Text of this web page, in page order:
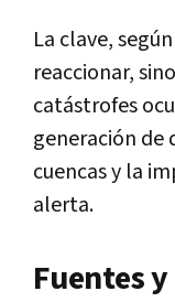
La clave,
reaccionar,
catástrofes
generación de
cuencas y la
alerta.
Fuentes